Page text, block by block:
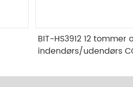
BIT-HS3912 12
indendørs/udendørs